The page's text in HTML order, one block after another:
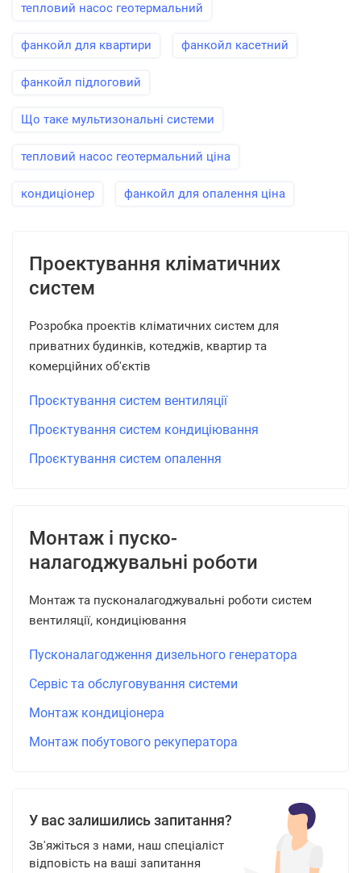
тепловий насос геотермальний
фанкойл для квартири фанкойл касетний
фанкойл підлоговий
Що таке мультизональні системи
тепловий насос геотермальний ціна
кондиціонер фанкойл для опалення ціна
Проектування кліматичних
систем
Розробка проектів кліматичних систем для
приватних будинків, котеджів, квартир та
комерційних об'єктів
Проєктування систем вентиляції
Проєктування систем кондиціювання
Проєктування систем опалення
Монтаж і пуско-
налагоджувальні роботи
Монтаж та пусконалагоджувальні роботи систем
вентиляції, кондиціювання
Пусконалагодження дизельного генератора
Сервіс та обслуговування системи
Монтаж кондиціонера
Монтаж побутового рекуператора
У вас залишились запитання?
Зв'яжіться з нами, наш спеціаліст
відповість на ваші запитання